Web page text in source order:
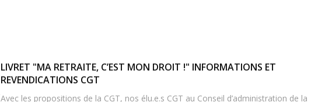
LIVRET "MA RETRAITE, C’EST MON DROIT !" INFORMATIONS ET
REVENDICATIONS CGT
Avec les propositions de la CGT, nos élu.e.s CGT au Conseil d’administration de la